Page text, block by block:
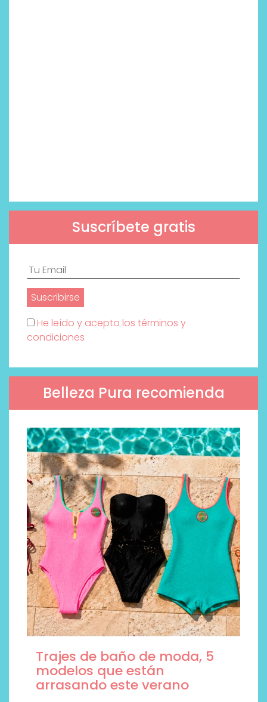
Suscríbete gratis
He leído y acepto los términos y
condiciones
Belleza Pura recomienda
Trajes de baño de moda, 5
modelos que están
arrasando este verano